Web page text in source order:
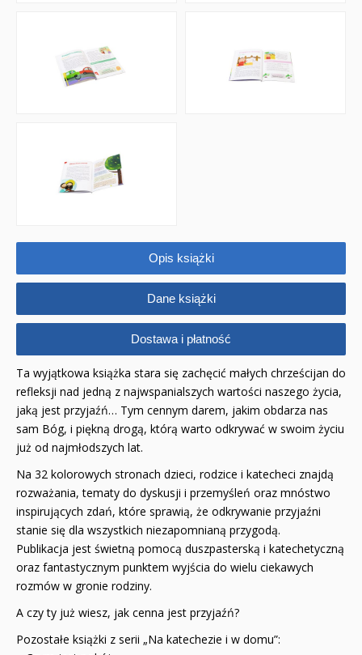
PORADNIKI
Opis książki
Dane książki
Dostawa i płatność
Ta wyjątkowa książka stara się zachęcić małych chrześcijan do
refleksji nad jedną z najwspanialszych wartości naszego życia,
jaką jest przyjaźń… Tym cennym darem, jakim obdarza nas
sam Bóg, i piękną drogą, którą warto odkrywać w swoim życiu
już od najmłodszych lat.
Na 32 kolorowych stronach dzieci, rodzice i katecheci znajdą
rozważania, tematy do dyskusji i przemyśleń oraz mnóstwo
inspirujących zdań, które sprawią, że odkrywanie przyjaźni
stanie się dla wszystkich niezapomnianą przygodą.
Publikacja jest świetną pomocą duszpasterską i katechetyczną
oraz fantastycznym punktem wyjścia do wielu ciekawych
rozmów w gronie rodziny.
A czy ty już wiesz, jak cenna jest przyjaźń?
Pozostałe książki z serii „Na katechezie i w domu”: